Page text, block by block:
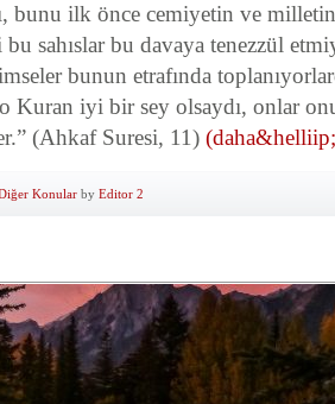
bunu ilk önce cemiyetin ve milletin
sahıslar bu davaya tenezzül
bunun etrafında
Kuran iyi bir sey olsaydı, onlar
(Ahkaf Suresi, 11)
Konular by Editor 2